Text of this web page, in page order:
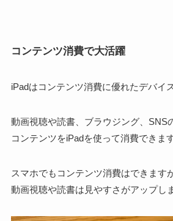
コンテンツ消費で大活躍
iPadはコンテンツ消費に優れたデバイ
動画視聴や読書、ブラウジング、SNS
コンテンツをiPadを使って消費できます
スマホでもコンテンツ消費はできますが
動画視聴や読書は見やすさがアップし